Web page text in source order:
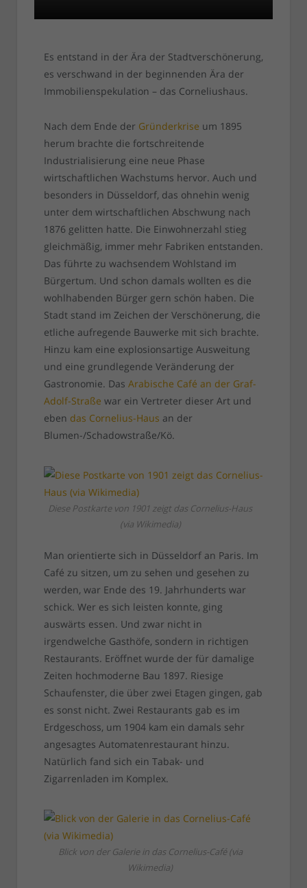
Es entstand in der Ära der Stadtverschönerung,
es verschwand in der beginnenden Ära der
Immobilienspekulation – das Corneliushaus.
Nach dem Ende der Gründerkrise um 1895
herum brachte die fortschreitende
Industrialisierung eine neue Phase
wirtschaftlichen Wachstums hervor. Auch und
besonders in Düsseldorf, das ohnehin wenig
unter dem wirtschaftlichen Abschwung nach
1876 gelitten hatte. Die Einwohnerzahl stieg
gleichmäßig, immer mehr Fabriken entstanden.
Das führte zu wachsendem Wohlstand im
Bürgertum. Und schon damals wollten es die
wohlhabenden Bürger gern schön haben. Die
Stadt stand im Zeichen der Verschönerung, die
etliche aufregende Bauwerke mit sich brachte.
Hinzu kam eine explosionsartige Ausweitung
und eine grundlegende Veränderung der
Gastronomie. Das Arabische Café an der Graf-
Adolf-Straße war ein Vertreter dieser Art und
eben das Cornelius-Haus an der
Blumen-/Schadowstraße/Kö.
Diese Postkarte von 1901 zeigt das Cornelius-Haus
(via Wikimedia)
Man orientierte sich in Düsseldorf an Paris. Im
Café zu sitzen, um zu sehen und gesehen zu
werden, war Ende des 19. Jahrhunderts war
schick. Wer es sich leisten konnte, ging
auswärts essen. Und zwar nicht in
irgendwelche Gasthöfe, sondern in richtigen
Restaurants. Eröffnet wurde der für damalige
Zeiten hochmoderne Bau 1897. Riesige
Schaufenster, die über zwei Etagen gingen, gab
es sonst nicht. Zwei Restaurants gab es im
Erdgeschoss, um 1904 kam ein damals sehr
angesagtes Automatenrestaurant hinzu.
Natürlich fand sich ein Tabak- und
Zigarrenladen im Komplex.
Blick von der Galerie in das Cornelius-Café (via
Wikimedia)